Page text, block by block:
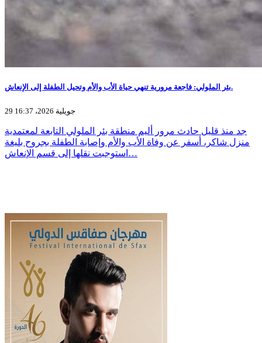
بئر الملولي: فاجعة مرورية تنهي حياة الأب والأم وتحيل الطفلة إلى الإنعاش.
29 جويلية 2026، 16:37
جد منذ قليل حادث مرور أليم منطقة بئر الملولي التابعة لمعتمدية
منزل شاكر، أسفر عن وفاة الأب والأم وإصابة الطفلة بجروح بليغة
استوجبت نقلها إلى قسم الإنعاش…